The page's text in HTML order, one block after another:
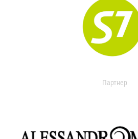
Партнер